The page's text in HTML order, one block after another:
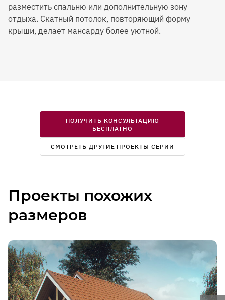
разместить спальню или дополнительную зону
отдыха. Скатный потолок, повторяющий форму
крыши, делает мансарду более уютной.
Гостиная и столовая
Кухня
Моечная
Первый этаж со вторым
светом
ПОЛУЧИТЬ КОНСУЛЬТАЦИЮ
БЕСПЛАТНО
СМОТРЕТЬ ДРУГИЕ ПРОЕКТЫ СЕРИИ
Проекты похожих
размеров